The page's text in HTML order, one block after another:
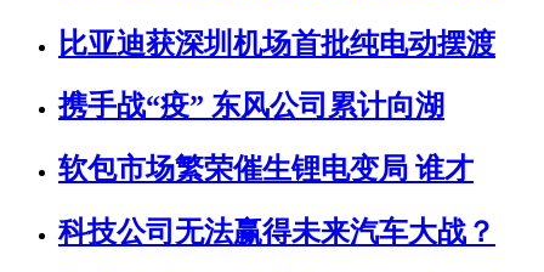
比亚迪获深圳机场首批纯电动摆渡
携手战“疫” 东风公司累计向湖
软包市场繁荣催生锂电变局 谁才
科技公司无法赢得未来汽车大战？